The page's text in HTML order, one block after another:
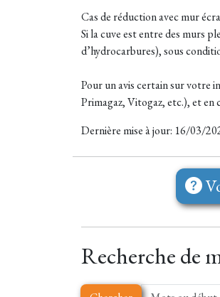
Cas de réduction avec mur
Si la cuve est entre des murs
d’hydrocarbures), sous
Pour un avis certain sur votre
Primagaz, Vitogaz, etc.), et en
Dernière mise à jour: 16/03/
Recherche de